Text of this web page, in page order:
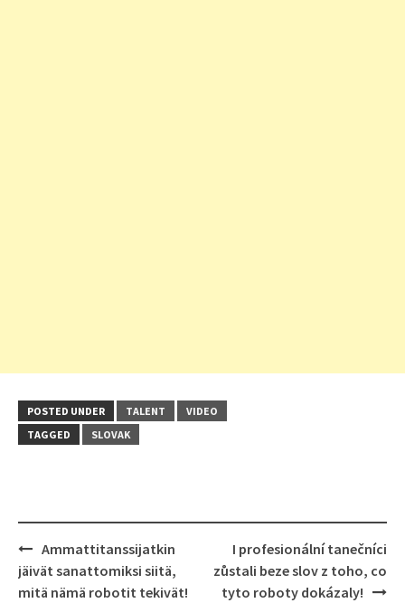
POSTED UNDER TALENT
VIDEO
TAGGED
SLOVAK
Post
navigation
Ammattitanssijatkin
jäivät sanattomiksi siitä,
mitä nämä robotit tekivät!
I profesionální tanečníci
zůstali beze slov z toho, co
tyto roboty dokázaly!